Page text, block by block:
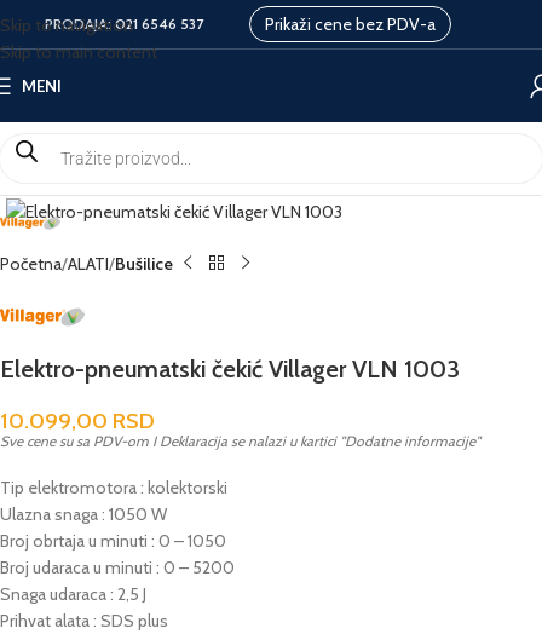
Skip to navigation
Skip to main content
PRODAJA:021 6546 537 Prikaži cene bez PDV-a
MENI
Početna ALATI Bušilice
Elektro-pneumatski čekić Villager VLN 1003
10.099,00 RSD
Sve cene su sa PDV-om I Deklaracija se nalazi u kartici "Dodatne informacije"
Tip elektromotora : kolektorski
Ulazna snaga : 1050 W
Broj obrtaja u minuti : 0 – 1050
Broj udaraca u minuti : 0 – 5200
Snaga udaraca : 2,5 J
Prihvat alata : SDS plus